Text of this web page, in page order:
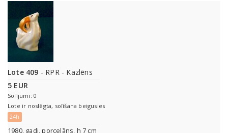
Lote 409 - RPR - Kazlēns
5 EUR
Solījumi: 0
Lote ir noslēgta, solīšana beigusies
24h
1980. gadi, porcelāns, h 7 cm